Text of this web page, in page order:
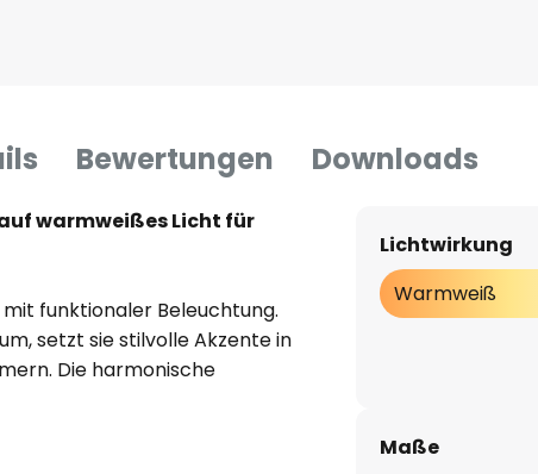
Bewertungen Downloads
warmweißes Licht für
funktionaler Beleuchtung.
setzt sie stilvolle Akzente in
Die harmonische
unterstreicht das moderne
Lichtwirkung
Warmweiß
Maße